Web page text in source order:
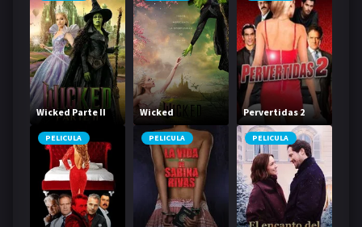
Wicked Parte II Wicked Pervertidas 2
PELICULA PELICULA PELICULA